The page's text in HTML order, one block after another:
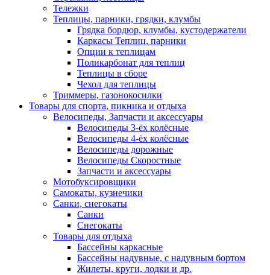
Тележки
Теплицы, парники, грядки, клумбы
Грядка бордюр, клумбы, кустодержатели
Каркасы Теплиц, парники
Опции к теплицам
Поликарбонат для теплиц
Теплицы в сборе
Чехол для теплицы
Триммеры, газонокосилки
Товары для спорта, пикника и отдыха
Велосипеды, Запчасти и аксессуары
Велосипеды 3-ёх колёсные
Велосипеды 4-ёх колёсные
Велосипеды дорожные
Велосипеды Скоростные
Запчасти и аксессуары
Мотобуксировщики
Самокаты, кузнечики
Санки, снегокаты
Санки
Снегокаты
Товары для отдыха
Бассейны каркасные
Бассейны надувные, с надувным бортом
Жилеты, круги, лодки и др.